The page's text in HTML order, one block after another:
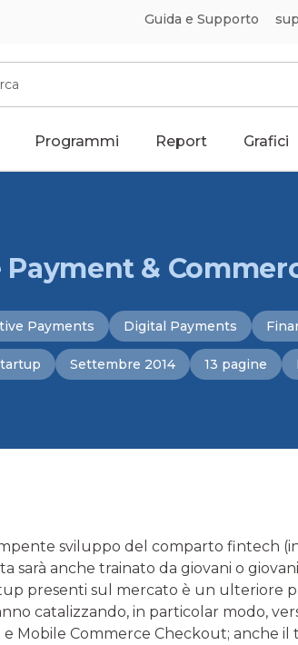
Guida e Supporto
Programmi Report Grafici
&
Payments Digital Payments
Settembre 2014 13 pagine
sviluppo del comparto fintech
sarà anche trainato da giovani o
presenti sul mercato è un ulteriore
catalizzando, in particolar modo,
e Mobile Commerce Checkout; anche